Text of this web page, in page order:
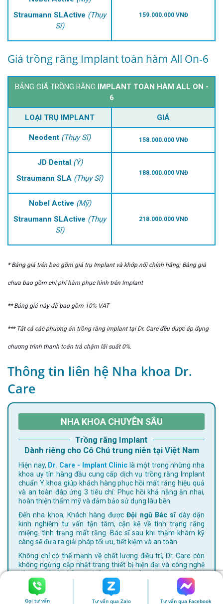
Straumann SLActive (Thụy
Sĩ)
159.000.000 VNĐ
Giá trồng răng Implant toàn hàm All On-6
BẢNG GIÁ TRỒNG RĂNG IMPLANT TOÀN HÀM ALL ON -
6
LOẠI TRỤ IMPLANT GIÁ
Neodent (Thụy Sĩ) 158.000.000 VNĐ
JD Dental(Ý)
Straumann SLA (Thụy Sĩ)
188.000.000 VNĐ
Nobel Active (Mỹ)
Straumann SLActive (Thụy
Sĩ)
218.000.000 VNĐ
* Bảng giá trên bao gồm giá trụ Implant và khớp nối chính hãng; Bảng giá
chưa bao gồm chi phí hàm phục hình trên Implant
** Bảng giá này đã bao gồm 10% VAT
*** Tất cả các phương án trồng răng implant tại Dr. Care đều được áp dụng
chương trình thanh toán trả chậm lãi suất 0%.
Thông tin liên hệ Nha khoa Dr.
Care
NHA KHOA CHUYÊN SÂU
Trồng răng Implant
Dành riêng cho Cô Chú trung niên tại Việt Nam
Hiện nay, Dr. Care - Implant Clinic là một trong những nha
khoa uy tín hàng đầu cung cấp dịch vụ trồng răng Implant
chuẩn Y khoa giúp khách hàng phục hồi mất răng hiệu quả
và an toàn đáp ứng 3 tiêu chí: Phục hồi khả năng ăn nhai,
hoàn thiện thẩm mỹ và đảm bảo sử dụng lâu bền.
Đến nha khoa, Khách hàng đượcĐội ngũ Bác sĩdày dặn
kinh nghiệm tư vấn tận tâm, cặn kẽ về tình trạng răng
miệng. tình trạng mất răng. Bác sĩ sau khi thăm khám kỹ
càng sẽ đưa ra giải pháp tối ưu, tiết kiệm và an toàn.
Không chỉ có thế mạnh về chất lượng điều trị, Dr. Care còn
không ngừng cập nhật trang thiết bị hiện đại và công nghệ
điều trị tối tân hỗ trợ chẩn đoán chuẩn xác, rút ngắn thời
gian điều trị, nha khoa với "Liệu pháp trồng răng không đau"
cho Khách hàng trải nghiệm trồng răng êm ái, thoải mái như
đi spa.
Gọi tư vấn Tư vấn qua Zalo Tư vấn qua Facebook